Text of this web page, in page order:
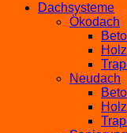
Dachsysteme
Ökodach
Holz
Neudach
Holz